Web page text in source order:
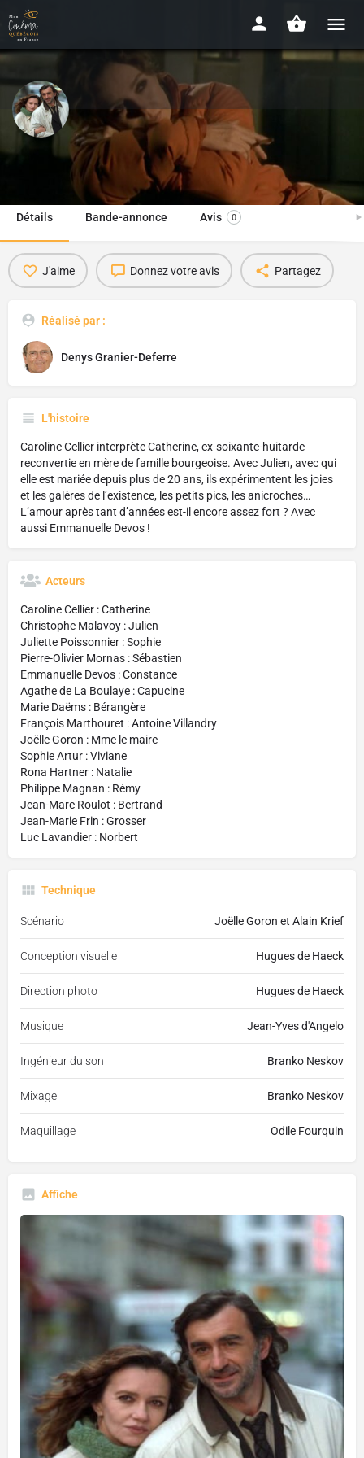
Les Grands Enfants
Détails Bande-annonce Avis 0
J'aime Donnez votre avis Partagez
Réalisé par :
Denys Granier-Deferre
L'histoire
Caroline Cellier interprète Catherine, ex-soixante-huitarde
reconvertie en mère de famille bourgeoise. Avec Julien, avec qui
elle est mariée depuis plus de 20 ans, ils expérimentent les joies
et les galères de l’existence, les petits pics, les anicroches…
L’amour après tant d’années est-il encore assez fort ? Avec
aussi Emmanuelle Devos !
Acteurs
Caroline Cellier : Catherine
Christophe Malavoy : Julien
Juliette Poissonnier : Sophie
Pierre-Olivier Mornas : Sébastien
Emmanuelle Devos : Constance
Agathe de La Boulaye : Capucine
Marie Daëms : Bérangère
François Marthouret : Antoine Villandry
Joëlle Goron : Mme le maire
Sophie Artur : Viviane
Rona Hartner : Natalie
Philippe Magnan : Rémy
Jean-Marc Roulot : Bertrand
Jean-Marie Frin : Grosser
Luc Lavandier : Norbert
Technique
Scénario Joëlle Goron et Alain Krief
Conception visuelle Hugues de Haeck
Direction photo Hugues de Haeck
Musique Jean-Yves d'Angelo
Ingénieur du son Branko Neskov
Mixage Branko Neskov
Maquillage Odile Fourquin
Affiche